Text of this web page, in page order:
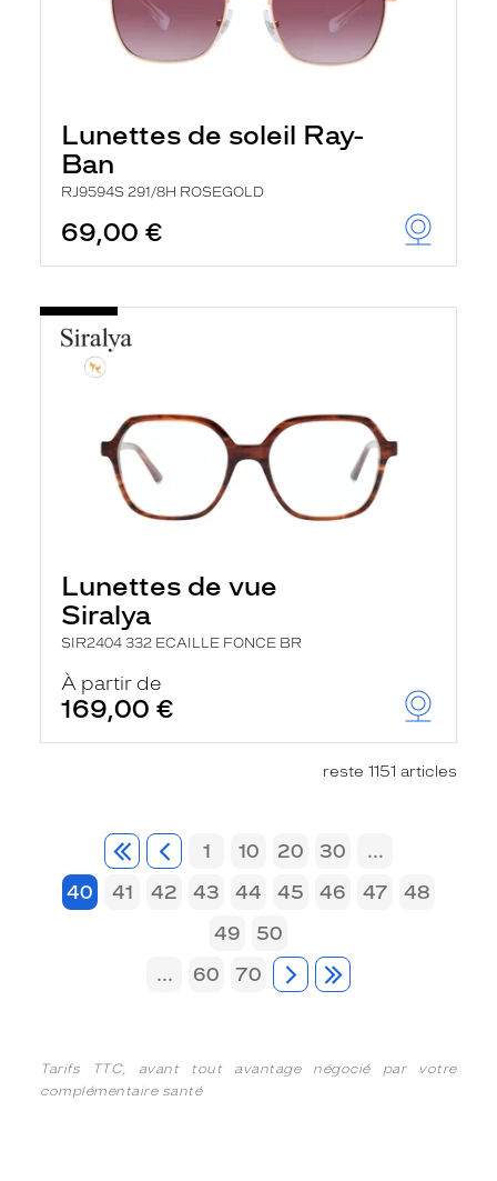
Lunettes de soleil Ray-
Ban
RJ9594S 291/8H ROSEGOLD
69,00 €
Lunettes de vue
Siralya
SIR2404 332 ECAILLE FONCE BR
À partir de
169,00 €
reste 1151 articles
1 10 20 30
...
40
41 42 43 44 45 46 47
48
49
50
...
60 70
Tarifs TTC, avant tout avantage négocié par votre
complémentaire santé